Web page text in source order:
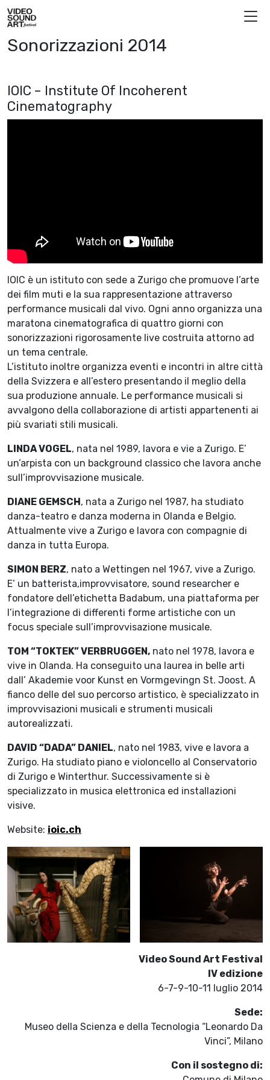
Vai al contenuto
Video Sound Art
Sonorizzazioni 2014
IOIC – Institute Of Incoherent
Cinematography
IOIC è un istituto con sede a Zurigo che promuove l’arte
dei film muti e la sua rappresentazione attraverso
performance musicali dal vivo. Ogni anno organizza una
maratona cinematografica di quattro giorni con
sonorizzazioni rigorosamente live costruita attorno ad
un tema centrale.
L’istituto inoltre organizza eventi e incontri in altre città
della Svizzera e all’estero presentando il meglio della
sua produzione annuale. Le performance musicali si
avvalgono della collaborazione di artisti appartenenti ai
più svariati stili musicali.
LINDA VOGEL, nata nel 1989, lavora e vie a Zurigo. E’
un’arpista con un background classico che lavora anche
sull’improvvisazione musicale.
DIANE GEMSCH, nata a Zurigo nel 1987, ha studiato
danza-teatro e danza moderna in Olanda e Belgio.
Attualmente vive a Zurigo e lavora con compagnie di
danza in tutta Europa.
SIMON BERZ, nato a Wettingen nel 1967, vive a Zurigo.
E’ un batterista,improvvisatore, sound researcher e
fondatore dell’etichetta Badabum, una piattaforma per
l’integrazione di differenti forme artistiche con un
focus speciale sull’improvvisazione musicale.
TOM “TOKTEK” VERBRUGGEN, nato nel 1978, lavora e
vive in Olanda. Ha conseguito una laurea in belle arti
dall’ Akademie voor Kunst en Vormgevingn St. Joost. A
fianco delle del suo percorso artistico, è specializzato in
improvvisazioni musicali e strumenti musicali
autorealizzati.
DAVID “DADA” DANIEL, nato nel 1983, vive e lavora a
Zurigo. Ha studiato piano e violoncello al Conservatorio
di Zurigo e Winterthur. Successivamente si è
specializzato in musica elettronica ed installazioni
visive.
Website: ioic.ch
Video Sound Art Festival
IV edizione
6-7-9-10-11 luglio 2014
Sede:
Museo della Scienza e della Tecnologia “Leonardo Da
Vinci”, Milano
Con il sostegno di: